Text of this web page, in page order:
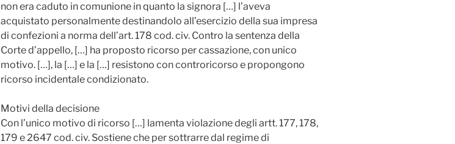
non era caduto in comunione in quanto la signora […] l’aveva
acquistato personalmente destinandolo all’esercizio della sua impresa
di confezioni a norma dell’art. 178 cod. civ. Contro la sentenza della
Corte d’appello, […] ha proposto ricorso per cassazione, con unico
motivo. […], la […] e la […] resistono con controricorso e propongono
ricorso incidentale condizionato.
Motivi della decisione
Con l’unico motivo di ricorso […] lamenta violazione degli artt. 177, 178,
179 e 2647 cod. civ. Sostiene che per sottrarre dal regime di